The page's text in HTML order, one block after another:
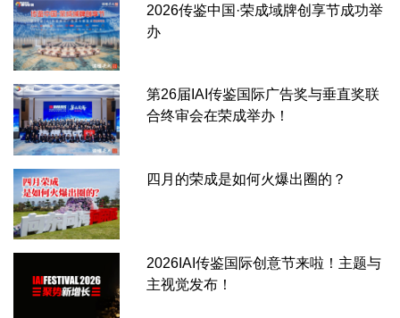
2026传鉴中国·荣成域牌创享节成功举
办
第26届IAI传鉴国际广告奖与垂直奖联
合终审会在荣成举办！
四月的荣成是如何火爆出圈的？
2026IAI传鉴国际创意节来啦！主题与
主视觉发布！